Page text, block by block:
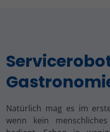
Natürlich mag es im
wenn kein